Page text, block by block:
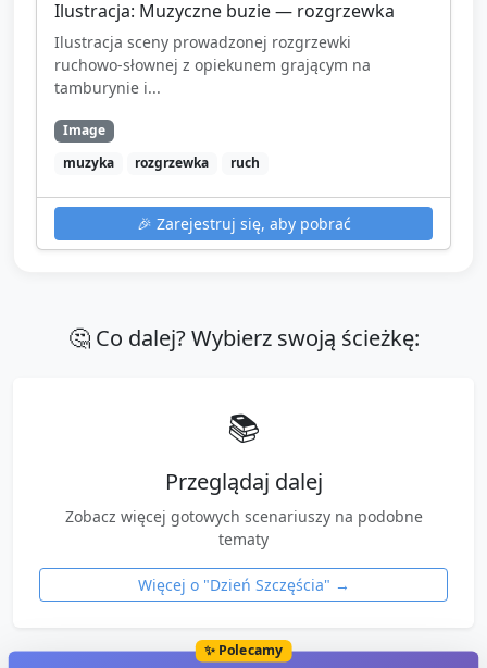
Ilustracja: Muzyczne buzie — rozgrzewka
Ilustracja sceny prowadzonej rozgrzewki
ruchowo‑słownej z opiekunem grającym na
tamburynie i...
Image
muzyka
rozgrzewka ruch
🎉 Zarejestruj się, aby pobrać
🤔 Co dalej? Wybierz swoją ścieżkę:
📚
Przeglądaj dalej
Zobacz więcej gotowych scenariuszy na podobne
tematy
Więcej o "Dzień Szczęścia" →
✨ Polecamy